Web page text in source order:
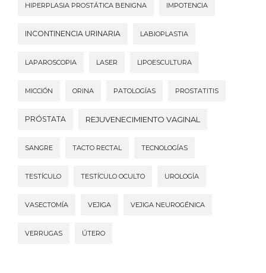
HIPERPLASIA PROSTÁTICA BENIGNA IMPOTENCIA
INCONTINENCIA URINARIA LABIOPLASTIA
LAPAROSCOPIA LASER LIPOESCULTURA
MICCIÓN ORINA PATOLOGÍAS PROSTATITIS
PRÓSTATA REJUVENECIMIENTO VAGINAL
SANGRE TACTO RECTAL TECNOLOGÍAS
TESTÍCULO TESTÍCULO OCULTO UROLOGÍA
VASECTOMÍA VEJIGA VEJIGA NEUROGÉNICA
VERRUGAS ÚTERO